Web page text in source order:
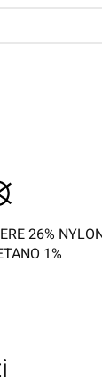
26%
1%